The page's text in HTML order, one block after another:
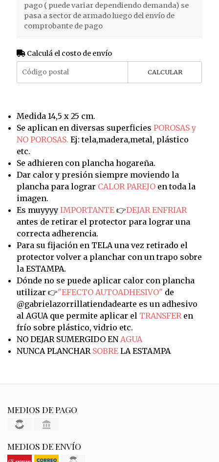
pago ( puede variar dependiendo demanda) se
pasa a sector de armado luego del envío de
comprobante de pago
Calculá el costo de envío
CALCULAR
Medida 14,5 x 25 cm.
Se aplican en diversas superficies POROSAS y
NO POROSAS. Ej: tela,madera,metal, plástico
etc.
Se adhieren con plancha hogareña.
Dar calor y presión siempre moviendo la
plancha para lograr CALOR PAREJOen toda la
imagen.
Es muyyyy IMPORTANTE👉DEJAR ENFRIAR
antes de retirar el protector para lograr una
correcta adherencia.
Para su fijación en TELA una vez retirado el
protector volver a planchar con un trapo sobre
la ESTAMPA.
Dónde no se puede aplicar calor con plancha
utilizar 👉"EFECTO AUTOADHESIVO" de
@gabrielazorrillatiendadearte es un adhesivo
al AGUA que permite aplicar el TRANSFERen
frío sobre plástico, vidrio etc.
NO DEJAR SUMERGIDO EN AGUA
NUNCA PLANCHAR SOBRELA ESTAMPA
MEDIOS DE PAGO
MEDIOS DE ENVÍO